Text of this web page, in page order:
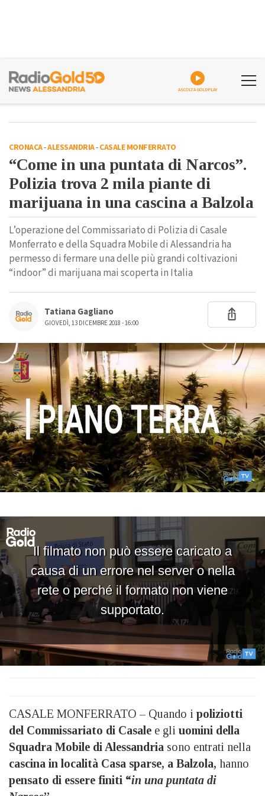
ASCOLTA GOLDPLAY
CRONACA-ALESSANDRIA-CASALE MONFERRATO
“Come in una puntata di Narcos”.
Polizia trova 2 mila piante di
marijuana in una cascina a Balzola
L’operazione del Commissariato di Polizia di Casale
Monferrato e della Squadra Mobile di Alessandria ha
permesso di fermare una delle più grandi coltivazioni
“indoor” di marijuana mai scoperta in Italia
Tatiana Gagliano
GIOVEDÌ, 13 DICEMBRE 2018 - 16:00
CASALE MONFERRATO – Quando i poliziotti
del Commissariato di Casale e gli uomini della
Squadra Mobile di Alessandria sono entrati nella
cascina in località Casa sparse, a Balzola, hanno
pensato di essere finiti “in una puntata di